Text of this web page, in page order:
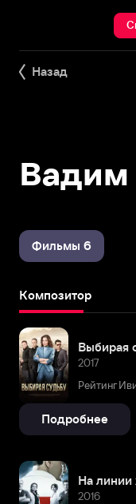
Назад
Вадим
Фильмы 6
Композитор
Выбирая
2017
Рейтинг
Подробнее
На линии
2016